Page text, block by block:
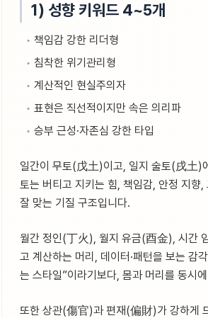
1) 성향 키워드 4~5개
책임감 강한 리더형
침착한 위기관리형
계산적인 현실주의자
표현은 직선적이지만 속은 의리파
승부 근성·자존심 강한 타입
일간이 무토(戊土)이고, 일지 술토(戌土)
토는 버티고 지키는 힘, 책임감, 안정 지향
잘 맞는 기질 구조입니다.
월간 정인(丁火), 월지 유금(酉金), 시간
고 계산하는 머리, 데이터·패턴을 보는 감
는 스타일”이라기보다, 몸과 머리를 동시
또한 상관(傷官)과 편재(偏財)가 강하게